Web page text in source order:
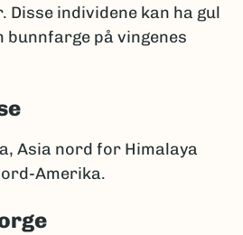
individene kan ha gul
bunnfarge på vingenes
Asia nord for Himalaya
Amerika.